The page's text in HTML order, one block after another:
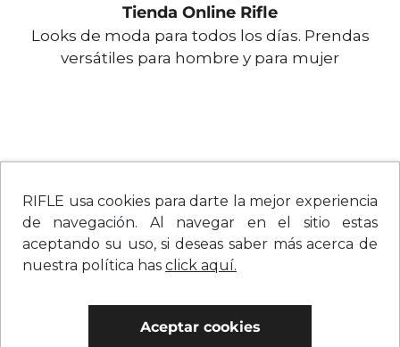
RIFLE usa cookies para darte la mejor experiencia
de navegación. Al navegar en el sitio estas
aceptando su uso, si deseas saber más acerca de
nuestra política has click aquí.
Aceptar cookies
Tienda Online Rifle
Looks de moda para todos los días. Prendas
versátiles para hombre y para mujer